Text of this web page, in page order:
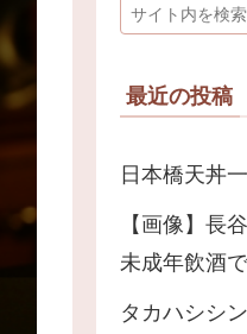
最近の投稿
日本橋天丼
【画像】長
未成年飲酒
タカハシシ